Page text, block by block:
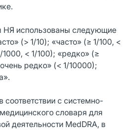
НЯ использованы следующие
(> 1/10); «часто» (≥ 1/100, <
1000, < 1/100); «редко» (≥
редко» (< 1/10000);
с системно-
словаря для
деятельности MedDRA, в